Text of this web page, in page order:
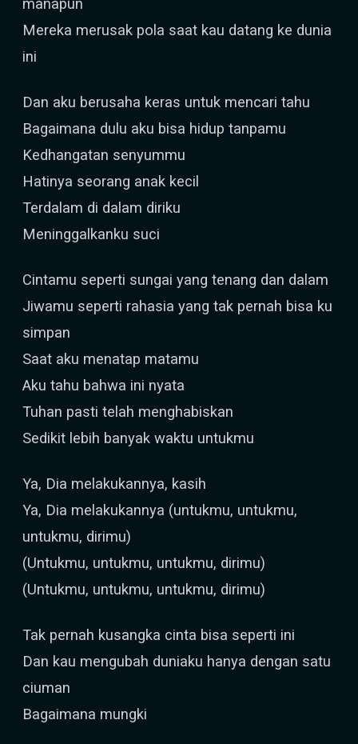
manapun
Mereka merusak pola saat kau datang ke dunia
ini
Dan aku berusaha keras untuk mencari tahu
Bagaimana dulu aku bisa hidup tanpamu
Kedhangatan senyummu
Hatinya seorang anak kecil
Terdalam di dalam diriku
Meninggalkanku suci
Cintamu seperti sungai yang tenang dan dalam
Jiwamu seperti rahasia yang tak pernah bisa ku
simpan
Saat aku menatap matamu
Aku tahu bahwa ini nyata
Tuhan pasti telah menghabiskan
Sedikit lebih banyak waktu untukmu
Ya, Dia melakukannya, kasih
Ya, Dia melakukannya (untukmu, untukmu,
untukmu, dirimu)
(Untukmu, untukmu, untukmu, dirimu)
(Untukmu, untukmu, untukmu, dirimu)
Tak pernah kusangka cinta bisa seperti ini
Dan kau mengubah duniaku hanya dengan satu
ciuman
Bagaimana mungki